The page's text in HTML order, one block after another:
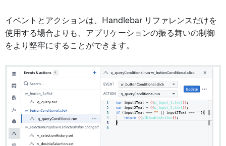
イベントとアクションは、Handlebar リファレンスだけを
使用する場合よりも、アプリケーションの振る舞いの制御
をより堅牢にすることができます。